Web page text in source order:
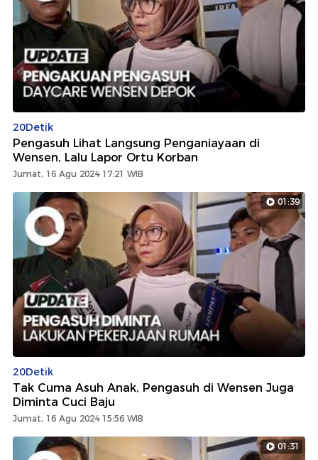
20Detik
Pengasuh Lihat Langsung Penganiayaan di
Wensen, Lalu Lapor Ortu Korban
Jumat, 16 Agu 2024 17:21 WIB
01:39
20Detik
Tak Cuma Asuh Anak, Pengasuh di Wensen Juga
Diminta Cuci Baju
Jumat, 16 Agu 2024 15:56 WIB
01:31